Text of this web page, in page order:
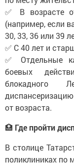
✅ В возрасте
(например, если
30, 33, 36 или 39
✅ С 40 лет и
✅ Отдельные
боевых
блокадного
от возраста.
🏥 Где пройти
В столице
поликлиниках по